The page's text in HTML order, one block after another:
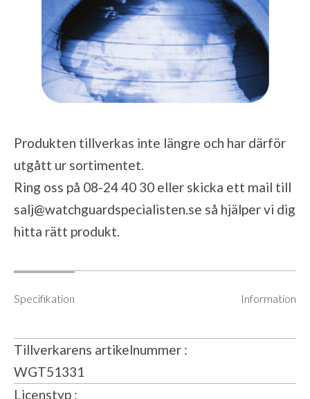
Produkten tillverkas inte längre och har därför
utgått ur sortimentet.
Ring oss på 08-24 40 30 eller skicka ett mail till
salj@watchguardspecialisten.se så hjälper vi dig
hitta rätt produkt.
Specifikation Information
Tillverkarens artikelnummer
WGT51331
Licenstyp